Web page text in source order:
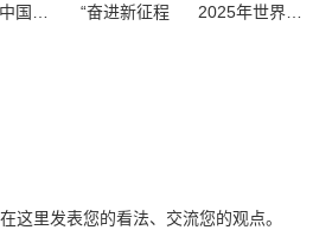
“奋进新征程
这里发表您的看法、交流您的观点。